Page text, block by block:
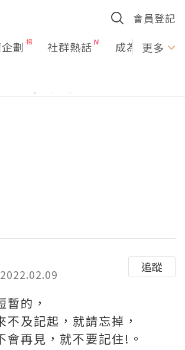
會員登記
劃 社群熱話 成為U更多
追蹤
暫的，
不及記起，就請忘掉，
會再見，就不要記住!。